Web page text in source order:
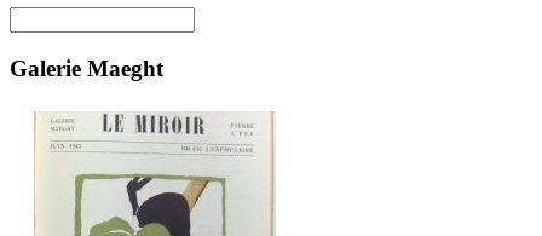
Galerie Maeght